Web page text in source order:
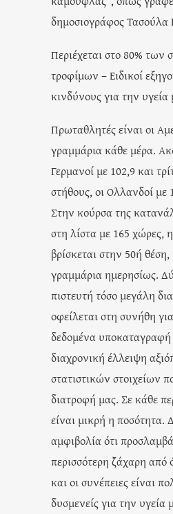
δημοσιογράφος Τασούλα
Περιέχεται στο 80%
τροφίμων – Ειδικοί
κινδύνους για την υγεία
Πρωταθλητές είναι οι
γραμμάρια κάθε μέρα.
Γερμανοί με 102,9 και
στήθους, οι Ολλανδοί με
Στην κούρσα της
στη λίστα με 165 χώρες,
βρίσκεται στην 50ή
γραμμάρια ημερησίως.
πιστευτή τόσο μεγάλη
οφείλεται στη συνήθη
δεδομένα υποκαταγραφή
διαχρονική έλλειψη
στατιστικών στοιχείων
διατροφή μας. Σε κάθε
είναι μικρή η ποσότητα.
αμφιβολία ότι
περισσότερη ζάχαρη από
και οι συνέπειες είναι
δυσμενείς για την υγεία